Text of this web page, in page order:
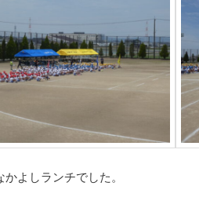
よしランチでした。